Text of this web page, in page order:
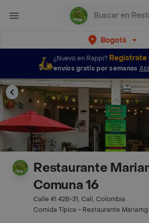
Bogotá
¿Nuevo en Rappi? Regístrate
envíos gratis por semanas
Restaurante
Comuna 16
Calle 41 42B-31, Cali, Colombia
Comida Típica - Restaurante Mariamg